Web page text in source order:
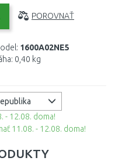
POROVNAŤ
1600A02NE5
0,40 kg
- 12.08. doma!
11.08. - 12.08. doma!